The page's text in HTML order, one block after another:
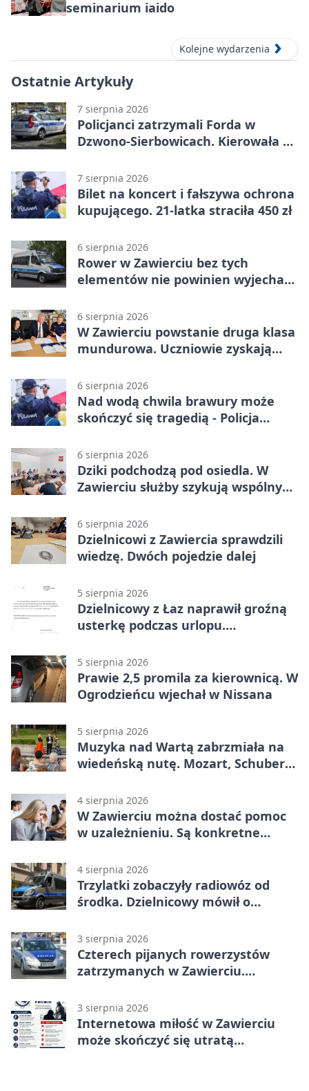
seminarium iaido
Kolejne wydarzenia
Ostatnie Artykuły
7 sierpnia 2026
Policjanci zatrzymali Forda w
Dzwono-Sierbowicach. Kierowała po
7 sierpnia 2026
Bilet na koncert i fałszywa ochrona
kupującego. 21-latka straciła 450 zł
6 sierpnia 2026
Rower w Zawierciu bez tych
elementów nie powinien wyjechać
6 sierpnia 2026
W Zawierciu powstanie druga klasa
mundurowa. Uczniowie zyskają
6 sierpnia 2026
Nad wodą chwila brawury może
skończyć się tragedią - Policja
6 sierpnia 2026
Dziki podchodzą pod osiedla. W
Zawierciu służby szykują wspólny
6 sierpnia 2026
Dzielnicowi z Zawiercia sprawdzili
wiedzę. Dwóch pojedzie dalej
5 sierpnia 2026
Dzielnicowy z Łaz naprawił groźną
usterkę podczas urlopu.
5 sierpnia 2026
Prawie 2,5 promila za kierownicą. W
Ogrodzieńcu wjechał w Nissana
5 sierpnia 2026
Muzyka nad Wartą zabrzmiała na
wiedeńską nutę. Mozart, Schubert i
4 sierpnia 2026
W Zawierciu można dostać pomoc
w uzależnieniu. Są konkretne
4 sierpnia 2026
Trzylatki zobaczyły radiowóz od
środka. Dzielnicowy mówił o
3 sierpnia 2026
Czterech pijanych rowerzystów
zatrzymanych w Zawierciu.
3 sierpnia 2026
Internetowa miłość w Zawierciu
może skończyć się utratą